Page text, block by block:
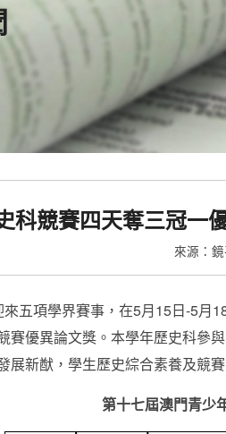
科競賽四天奪三冠一
來源：
五項學界賽事，在5月15日-5月
賽優異論文獎。本學年歷史科參
展新猷，學生歷史綜合素養及競
第十七屆澳門青少